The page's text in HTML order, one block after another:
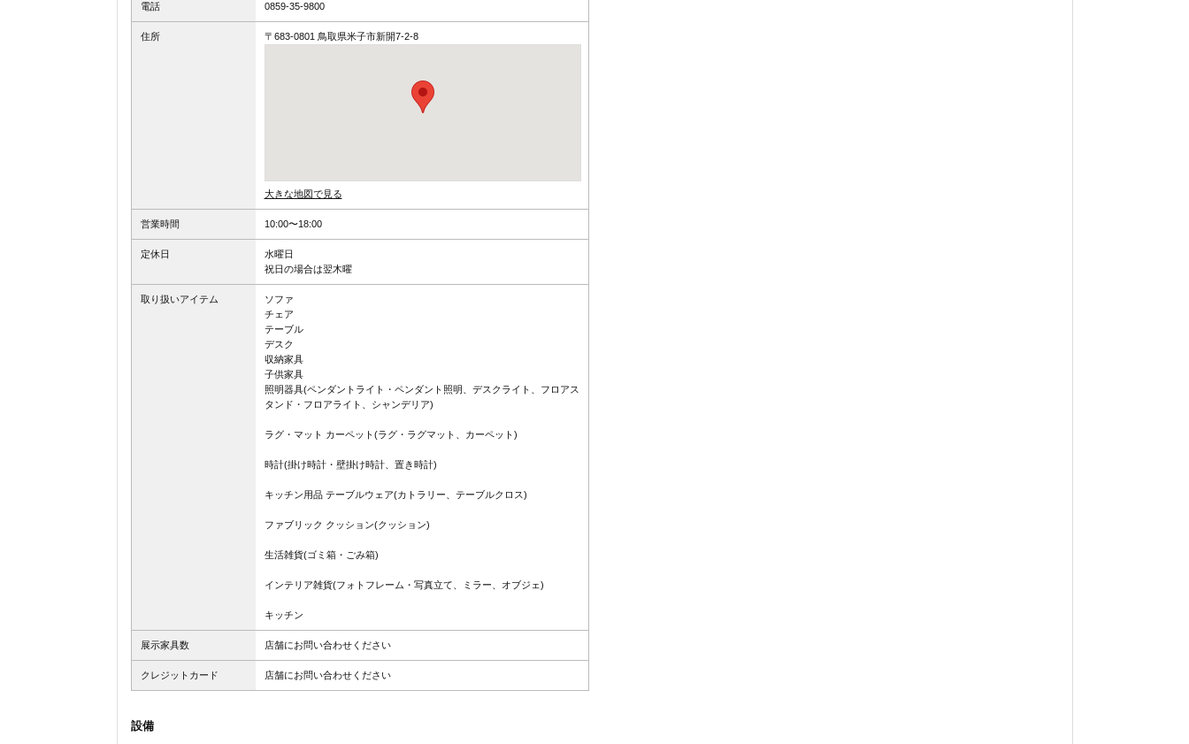
電話 0859-35-9800
住所 〒683-0801 鳥取県米子市新開7-2-8
大きな地図で見る
営業時間 10:00〜18:00
定休日
水曜日
祝日の場合は翌木曜
取り扱いアイテム
ソファ
チェア
テーブル
デスク
収納家具
子供家具
照明器具(ペンダントライト・ペンダント照明、デスクライト、フロアス
タンド・フロアライト、シャンデリア)
ラグ・マット カーペット(ラグ・ラグマット、カーペット)
時計(掛け時計・壁掛け時計、置き時計)
キッチン用品 テーブルウェア(カトラリー、テーブルクロス)
ファブリック クッション(クッション)
生活雑貨(ゴミ箱・ごみ箱)
インテリア雑貨(フォトフレーム・写真立て、ミラー、オブジェ)
キッチン
展示家具数 店舗にお問い合わせください
クレジットカード 店舗にお問い合わせください
設備